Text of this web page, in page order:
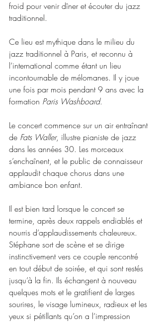
froid pour venir dîner et écouter du jazz
traditionnel.
Ce lieu est mythique dans le milieu du
jazz traditionnel à Paris, et reconnu à
l’international comme étant un lieu
incontournable de mélomanes. Il y joue
une fois par mois pendant 9 ans avec la
formation Paris Washboard.
Le concert commence sur un air entraînant
de Fats Waller, illustre pianiste de jazz
dans les années 30. Les morceaux
s’enchaînent, et le public de connaisseur
applaudit chaque chorus dans une
ambiance bon enfant.
Il est bien tard lorsque le concert se
termine, après deux rappels endiablés et
nourris d’applaudissements chaleureux.
Stéphane sort de scène et se dirige
instinctivement vers ce couple rencontré
en tout début de soirée, et qui sont restés
jusqu’à la fin. Ils échangent à nouveau
quelques mots et le gratifient de larges
sourires, le visage lumineux, radieux et les
yeux si pétillants qu’on a l’impression